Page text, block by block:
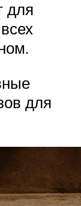
для
для